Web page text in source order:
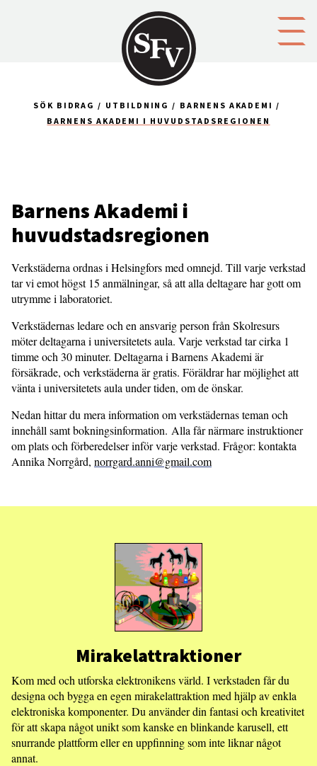
SÖK BIDRAG UTBILDNING
BARNENS AKADEMI
BARNENS AKADEMI I HUVUDSTADSREGIONEN
Barnens Akademi i
huvudstadsregionen
Verkstäderna ordnas i Helsingfors med omnejd. Till varje verkstad
tar vi emot högst 15 anmälningar, så att alla deltagare har gott om
utrymme i laboratoriet.
Verkstädernas ledare och en ansvarig person från Skolresurs
möter deltagarna i universitetets aula. Varje verkstad tar cirka 1
timme och 30 minuter. Deltagarna i Barnens Akademi är
försäkrade, och verkstäderna är gratis. Föräldrar har möjlighet att
vänta i universitetets aula under tiden, om de önskar.
Nedan hittar du mera information om verkstädernas teman och
innehåll samt bokningsinformation. Alla får närmare instruktioner
om plats och förberedelser inför varje verkstad. Frågor: kontakta
Annika Norrgård, norrgard.anni@gmail.com
Mirakelattraktioner
Kom med och utforska elektronikens värld. I verkstaden får du
designa och bygga en egen mirakelattraktion med hjälp av enkla
elektroniska komponenter. Du använder din fantasi och kreativitet
för att skapa något unikt som kanske en blinkande karusell, ett
snurrande plattform eller en uppfinning som inte liknar något
annat.